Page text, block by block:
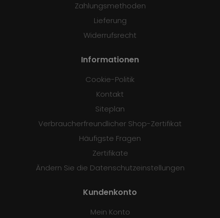
Zahlungsmethoden
Lieferung
Widerrufsrecht
Informationen
Cookie-Politik
Kontakt
Siteplan
Verbraucherfreundlicher Shop-Zertifikat
Häufigste Fragen
Zertifikate
Ändern Sie die Datenschutzeinstellungen
Kundenkonto
Mein Konto